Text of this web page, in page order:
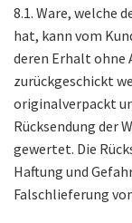
8.1. Ware, welche
hat, kann vom
deren Erhalt ohne
zurückgeschickt
originalverpackt
Rücksendung der
gewertet. Die
Haftung und
Falschlieferung